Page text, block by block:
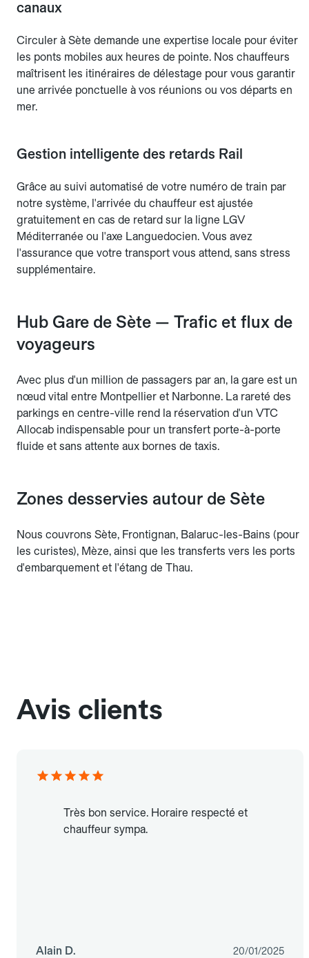
canaux
Circuler à Sète demande une expertise locale pour éviter
les ponts mobiles aux heures de pointe. Nos chauffeurs
maîtrisent les itinéraires de délestage pour vous garantir
une arrivée ponctuelle à vos réunions ou vos départs en
mer.
Gestion intelligente des retards Rail
Grâce au suivi automatisé de votre numéro de train par
notre système, l'arrivée du chauffeur est ajustée
gratuitement en cas de retard sur la ligne LGV
Méditerranée ou l'axe Languedocien. Vous avez
l'assurance que votre transport vous attend, sans stress
supplémentaire.
Hub Gare de Sète — Trafic et flux de
voyageurs
Avec plus d'un million de passagers par an, la gare est un
nœud vital entre Montpellier et Narbonne. La rareté des
parkings en centre-ville rend la réservation d'un VTC
Allocab indispensable pour un transfert porte-à-porte
fluide et sans attente aux bornes de taxis.
Zones desservies autour de Sète
Nous couvrons Sète, Frontignan, Balaruc-les-Bains (pour
les curistes), Mèze, ainsi que les transferts vers les ports
d'embarquement et l'étang de Thau.
Avis clients
Très bon service. Horaire respecté et
chauffeur sympa.
Alain D. 20/01/2025